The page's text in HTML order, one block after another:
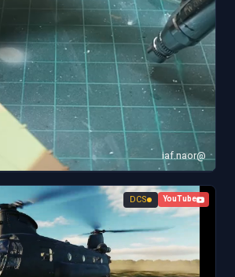
@iaf.naor
YouTube
DCS